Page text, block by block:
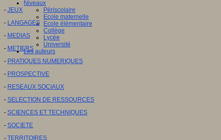
Niveaux
Périscolaire
Ecole maternelle
Ecole élémentaire
Collège
Lycée
Université
Les auteurs
- JEUX
- LANGAGES
- MEDIAS
- METIERS
- PRATIQUES NUMERIQUES
- PROSPECTIVE
- RESEAUX SOCIAUX
- SELECTION DE RESSOURCES
- SCIENCES ET TECHNIQUES
- SOCIETE
- TERRITOIRES